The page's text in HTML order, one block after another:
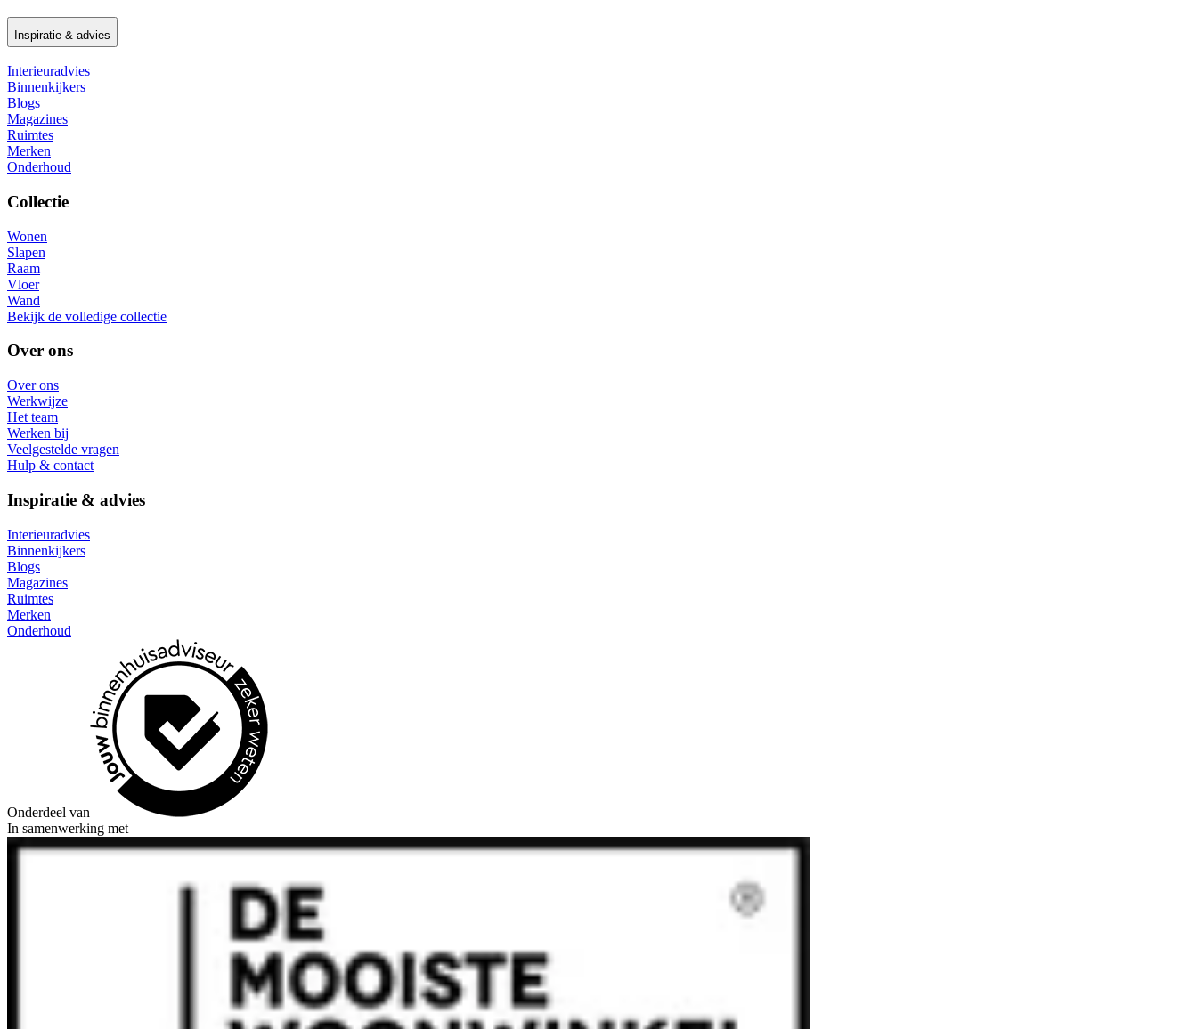
Inspiratie & advies
Interieuradvies
Binnenkijkers
Blogs
Magazines
Ruimtes
Merken
Onderhoud
Collectie
Wonen
Slapen
Raam
Vloer
Wand
Bekijk de volledige collectie
Over ons
Over ons
Werkwijze
Het team
Werken bij
Veelgestelde vragen
Hulp & contact
Inspiratie & advies
Interieuradvies
Binnenkijkers
Blogs
Magazines
Ruimtes
Merken
Onderhoud
Onderdeel van
In samenwerking met